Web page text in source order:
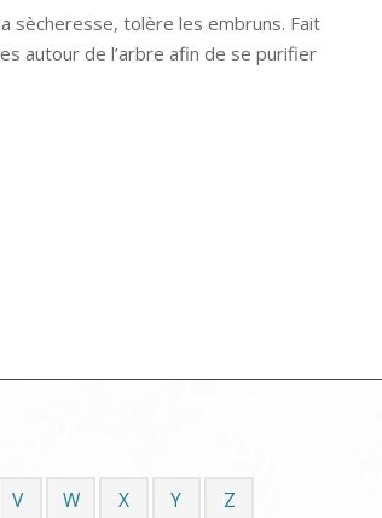
sècheresse, tolère les embruns. Fait
autour de l’arbre afin de se purifier
V W X Y Z